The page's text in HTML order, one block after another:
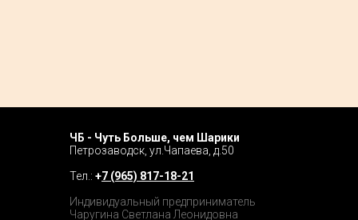
ЧБ - Чуть Больше, чем Шарики
Петрозаводск, ул.Чапаева, д.50
Тел.: +7 (965) 817-18-21
Индивидуальный предприниматель
Чаругина Светлана Леонидовна